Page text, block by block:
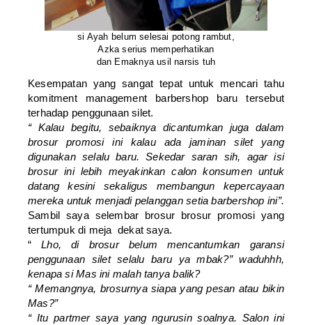
si Ayah belum selesai potong rambut,
Azka serius memperhatikan
dan Emaknya usil narsis tuh
Kesempatan yang sangat tepat untuk mencari tahu
komitment management barbershop baru tersebut
terhadap penggunaan silet.
“ Kalau begitu, sebaiknya dicantumkan juga dalam
brosur promosi ini kalau ada jaminan silet yang
digunakan selalu baru. Sekedar saran sih, agar isi
brosur ini lebih meyakinkan calon konsumen untuk
datang kesini sekaligus membangun kepercayaan
mereka untuk menjadi pelanggan setia barbershop ini”.
Sambil saya selembar brosur brosur promosi yang
tertumpuk di meja dekat saya.
“Lho, di brosur belum mencantumkan garansi
penggunaan silet selalu baru ya mbak?” waduhhh,
kenapa si Mas ini malah tanya balik?
“ Memangnya, brosurnya siapa yang pesan atau bikin
Mas?”
“ Itu partmer saya yang ngurusin soalnya. Salon ini